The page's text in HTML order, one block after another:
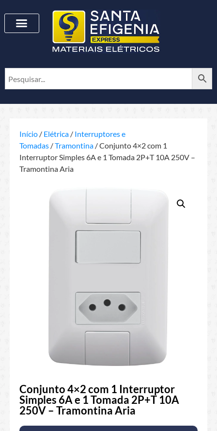
Início / Elétrica / Interruptores e
Tomadas /Tramontina / Conjunto 4×2 com 1
Interruptor Simples 6A e 1 Tomada 2P+T 10A 250V –
Tramontina Aria
Conjunto 4×2 com 1 Interruptor
Simples 6A e 1 Tomada 2P+T 10A
250V – Tramontina Aria